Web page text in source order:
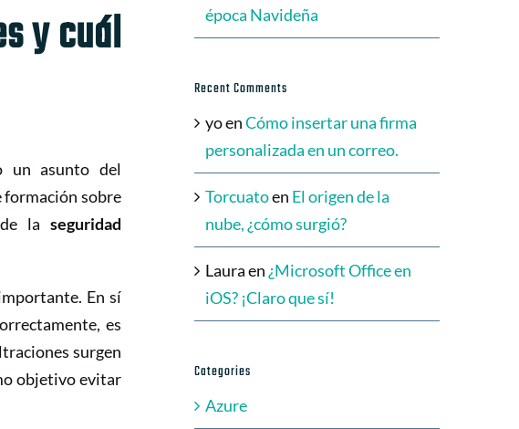
y cuál
un asunto del
formación sobre
la seguridad
En sí
es
surgen
objetivo evitar
época Navideña
Recent Comments
yoenCómo insertar una firma
personalizada en un correo.
Torcuatoen El origen de la
nube, ¿cómo surgió?
Lauraen ¿Microsoft Office en
iOS? ¡Claro que sí!
Categories
Azure